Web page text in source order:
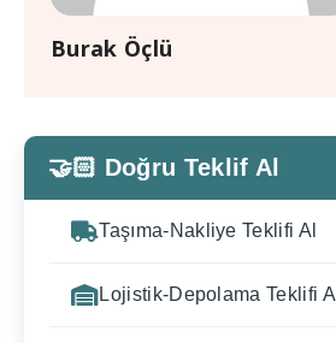
Burak Öçlü
🤝🏻 Doğru Teklif Al
Taşıma-Nakliye Teklifi Al
Lojistik-Depolama Teklifi Al